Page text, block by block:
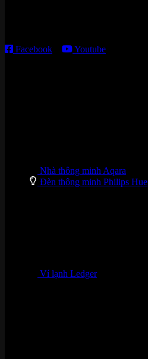
Facebook
Youtube
Nhà thông minh Aqara
Đèn thông minh Philips Hue
Ví lạnh Ledger